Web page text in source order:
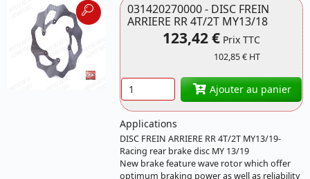
Référence
031420270000 BETA
031420270000 - DISC FREIN
ARRIERE RR 4T/2T MY13/18
123,42 €Prix TTC
102,85 € HT
Quantité Ajouter au panier
Applications
DISC FREIN ARRIERE RR 4T/2T MY13/19-
Racing rear brake disc MY 13/19
New brake feature wave rotor which offer
optimum braking power as well as reliability